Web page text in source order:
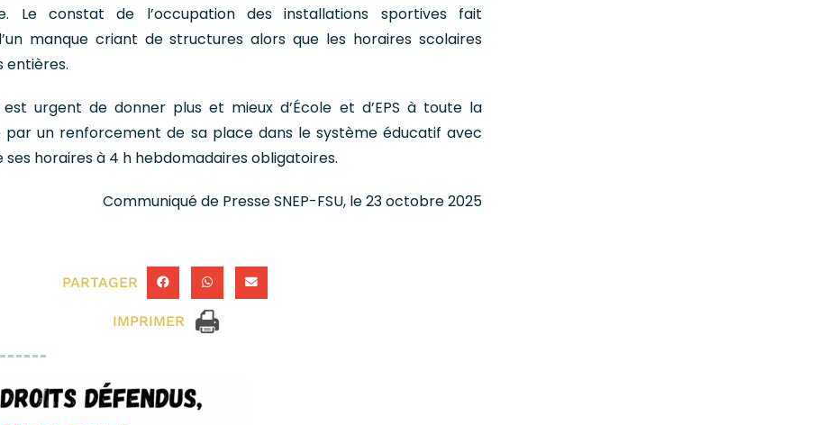
Le constat de l’occupation des installations sportives fait
manque criant de structures alors que les horaires scolaires
entières.
est urgent de donner plus et mieux d’École et d’EPS à toute la
par un renforcement de sa place dans le système éducatif avec
horaires à 4 h hebdomadaires obligatoires.
Communiqué de Presse SNEP-FSU, le 23 octobre 2025
PARTAGER
IMPRIMER